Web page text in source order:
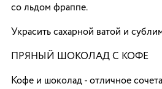
со льдом фраппе.
Украсить сахарной ватой и
ПРЯНЫЙ ШОКОЛАД С КОФЕ
Кофе и шоколад - отличное